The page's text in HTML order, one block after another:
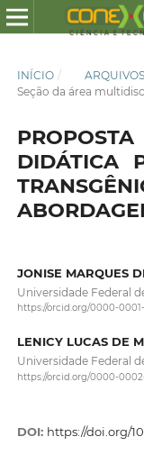
INÍCIO / ARQUIVOS
Seção da área
DIDÁTICA
JONISE MARQUES
Universidade Federal
https://orcid.org/0000-
LENICY LUCAS DE
Universidade Federal
https://orcid.org/0000-
DOI: https://doi.org/